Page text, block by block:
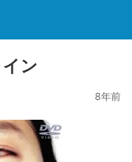
ン
8年前